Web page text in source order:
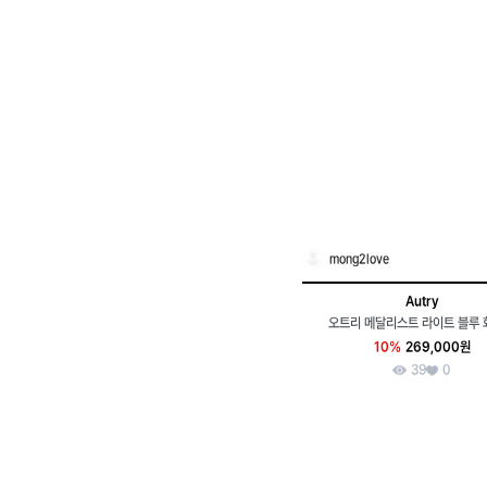
mong2love
Autry
오트리 메달리스트 라이트 블루
10% 269,000원
39
0